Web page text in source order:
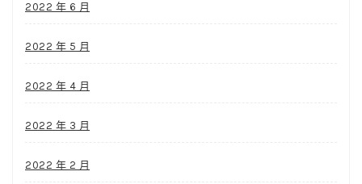
2022 年 6 月
2022 年 5 月
2022 年 4 月
2022 年 3 月
2022 年 2 月